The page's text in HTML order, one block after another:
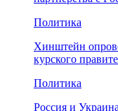
Политика
Хинштейн
курского
Политика
Россия и